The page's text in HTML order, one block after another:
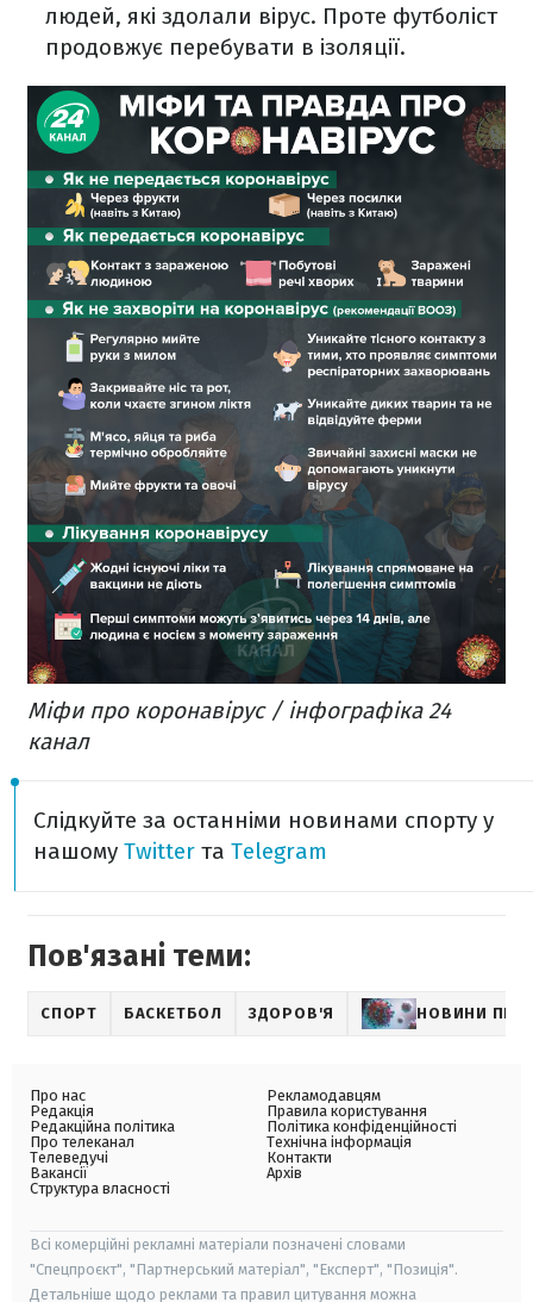
людей, які здолали вірус. Проте футболіст
продовжує перебувати в ізоляції.
Міфи про коронавірус / інфографіка 24
канал
Слідкуйте за останніми новинами спорту у
нашому Twitter та Telegram
Пов'язані теми:
СПОРТ БАСКЕТБОЛ ЗДОРОВ'Я НОВИНИ ПРО
Про нас
Редакція
Редакційна політика
Про телеканал
Телеведучі
Вакансії
Структура власності
Рекламодавцям
Правила користування
Політика конфіденційності
Технічна інформація
Контакти
Архів
Всі комерційні рекламні матеріали позначені словами
"Спецпроєкт", "Партнерський матеріал", "Експерт", "Позиція".
Детальніше щодо реклами та правил цитування можна